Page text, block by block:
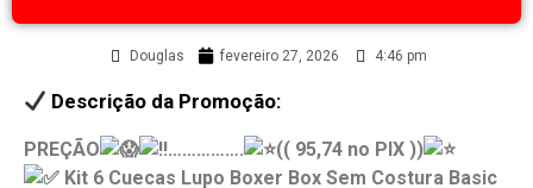
Douglas fevereiro 27, 2026 4:46 pm
Descrição da Promoção:
PREÇÃO …………….
(( 95,74 no PIX ))
Kit 6 Cuecas Lupo Boxer Box Sem Costura Basic